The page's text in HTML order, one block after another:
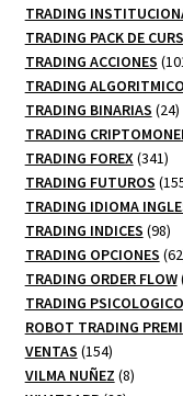
TRADING
TRADING PACK DE
TRADING ACCIONES
TRADING ALGORITMICO
TRADING BINARIAS 2424
TRADING
TRADING FOREX 341341
TRADING FUTUROS
TRADING IDIOMA
TRADING INDICES 9898
TRADING OPCIONES 62
TRADING ORDER FLOW
TRADING PSICOLOGICO
ROBOT TRADING
VENTAS 154154
productos
VILMA NUÑEZ 88